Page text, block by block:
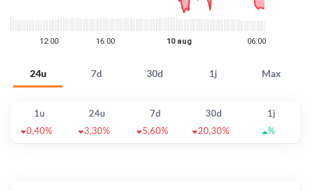
24u 7d 30d 1j Max
1u 24u 7d 30d
1j
0,40%
3,30% 5,60% 20,30% %